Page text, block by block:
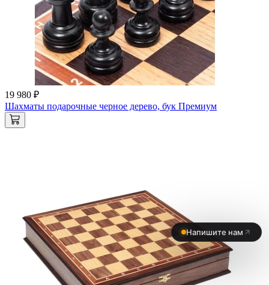
19 980 ₽
Шахматы подарочные черное дерево, бук Премиум